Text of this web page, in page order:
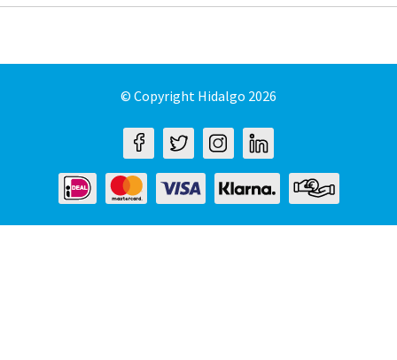
© Copyright Hidalgo 2026